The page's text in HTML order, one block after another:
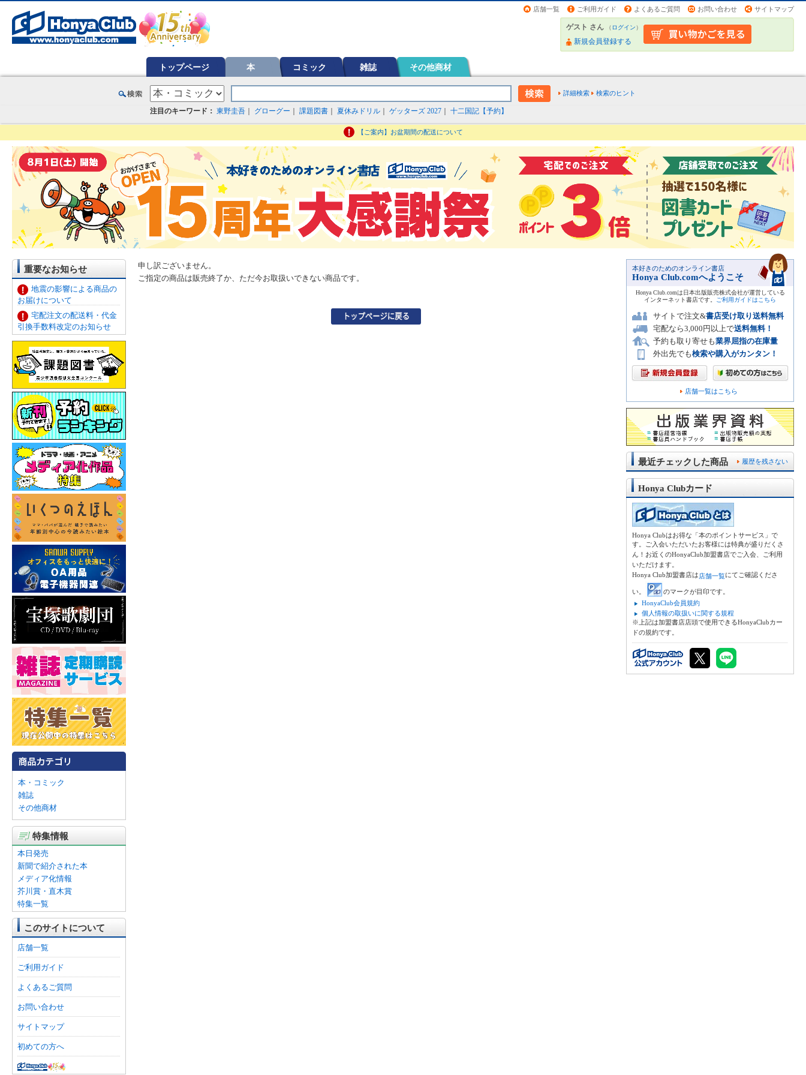
店舗一覧 ご利用ガイド よくあるご質問 お問い合わせ サイトマップ
ゲスト さん （ログイン）
新規会員登録する
トップページ 本 コミック 雑誌 その他商材
詳細検索 検索のヒント
注目のキーワード： 東野圭吾 グローグー 課題図書 夏休みドリル ゲッターズ 2027 十二国記【予約】
【ご案内】お盆期間の配送について
重要なお知らせ
地震の影響による商品の
お届けについて
宅配注文の配送料・代金
引換手数料改定のお知らせ
本・コミック
雑誌
その他商材
特集情報
本日発売
新聞で紹介された本
メディア化情報
芥川賞・直木賞
特集一覧
このサイトについて
店舗一覧
ご利用ガイド
よくあるご質問
お問い合わせ
サイトマップ
初めての方へ
申し訳ございません。
ご指定の商品は販売終了か、ただ今お取扱いできない商品です。
本好きのためのオンライン書店
Honya Club.comへようこそ
Honya Club.comは日本出版販売株式会社が運営している
インターネット書店です。
ご利用ガイドはこちら
サイトで注文&書店受け取り送料無料
宅配なら3,000円以上で送料無料！
予約も取り寄せも業界屈指の在庫量
外出先でも検索や購入がカンタン！
店舗一覧はこちら
履歴を残さない
最近チェックした商品
Honya Clubカード
Honya Clubはお得な「本のポイントサービス」で
す。ご入会いただいたお客様には特典が盛りだくさ
ん！お近くのHonyaClub加盟書店でご入会、ご利用
いただけます。
Honya Club加盟書店は店舗一覧にてご確認くださ
い。
のマークが目印です。
HonyaClub会員規約
個人情報の取扱いに関する規程
※上記は加盟書店店頭で使用できるHonyaClubカー
ドの規約です。